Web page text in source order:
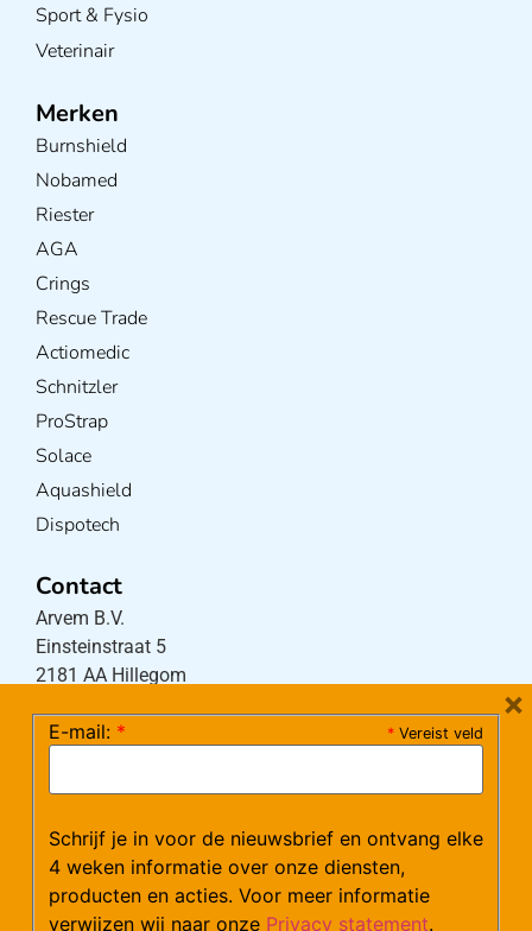
Sport & Fysio
Veterinair
Merken
Burnshield
Nobamed
Riester
AGA
Crings
Rescue Trade
Actiomedic
Schnitzler
ProStrap
Solace
Aquashield
Dispotech
Contact
Arvem B.V.
Einsteinstraat 5
2181 AA Hillegom
(maandag – donderdag 08:30-17:15 uur / vrijdag
Mail:klantenservice@arvem.nl
* Vereist veld
E-mail: *
Schrijf je in voor de nieuwsbrief en ontvang elke
4 weken informatie over onze diensten,
producten en acties. Voor meer informatie
verwijzen wij naar onze Privacy statement.
×